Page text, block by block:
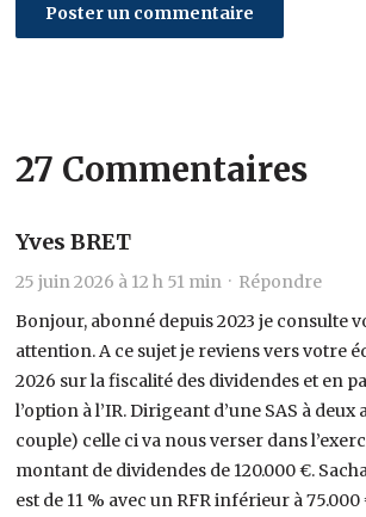
27 Commentaires
Yves BRET
25 juin 2026 à 12 h 51 min · Répondre
Bonjour, abonné depuis 2023 je consulte
attention. A ce sujet je reviens vers votre
2026 sur la fiscalité des dividendes et en
l’option à l’IR. Dirigeant d’une SAS à deux
couple) celle ci va nous verser dans
montant de dividendes de 120.000 €.
est de 11 % avec un RFR inférieur à